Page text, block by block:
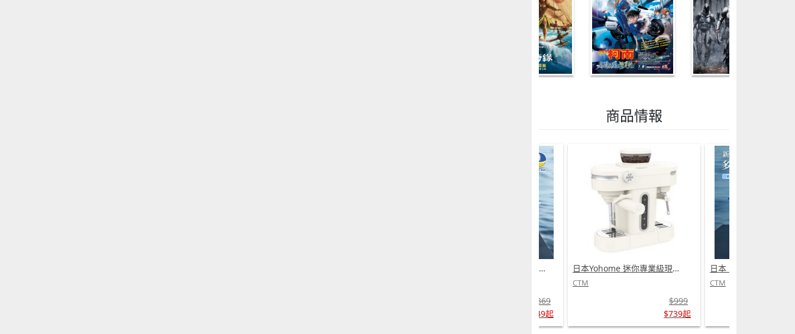
商品情報
日本 DEAR.MIN 雲感多重軟芯柔托緩壓Peace柔眠枕 (需訂貨)
$369
$349起
日本Yohome 迷你專業級現磨鮮萃奶泡3合1半自動家庭意式咖啡機 (需訂貨)
CTM
$999
$739起
CTM